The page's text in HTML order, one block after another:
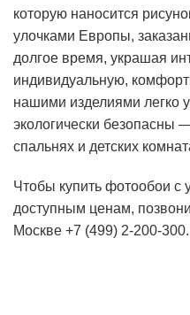
которую наносится
улочками Европы,
долгое время, украшая
индивидуальную,
нашими изделиями легко
экологически безопасны
спальнях и детских
Чтобы купить фотообои с
доступным ценам,
Москве +7 (499) 2-200-300.